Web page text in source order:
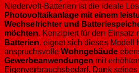
Niedervolt-Batterien ist die ideale
Photovoltaikanlage mit einem
Wechselrichter und
möchten. Konzipiert für den Einsatz
Batterien, eignet sich dieses Modell
anspruchsvolle Wohngebäude
Gewerbeanwendungen mit
Eigenverbrauchsbedarf. Dank seines